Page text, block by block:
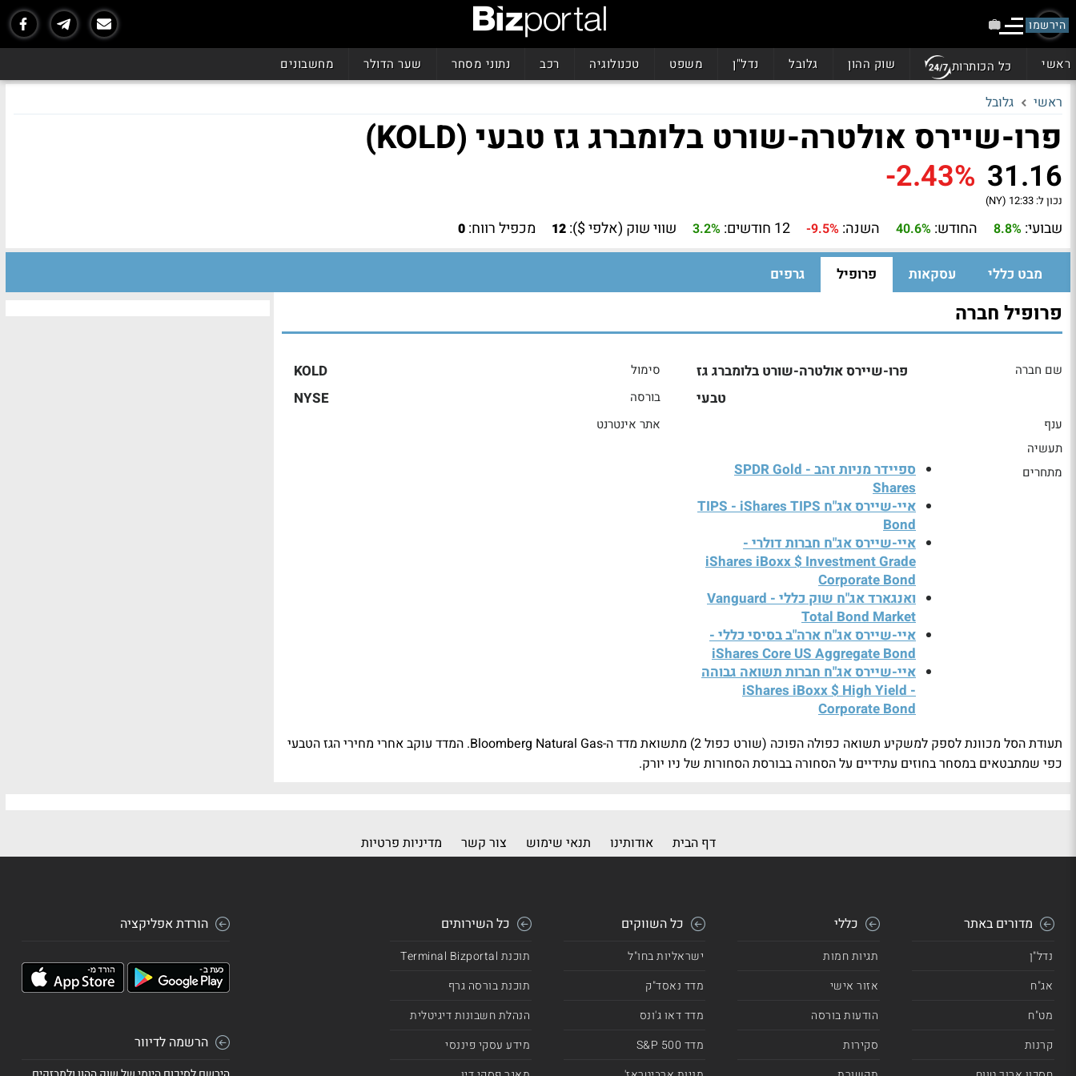
הירשמו
ראשי כל הכותרות שוק ההון גלובל נדל"ן משפט טכנולוגיה רכב נתוני מסחר שער הדולר מחשבונים
ראשי גלובל
פרו-שיירס אולטרה-שורט בלומברג גז טבעי (KOLD)
31.16
-2.43%
נכון ל: 12:33 (NY)
שבועי: 8.8% החודש: 40.6% השנה: -9.5% 12 חודשים: 3.2% שווי שוק (אלפי $): 12 מכפיל רווח: 0
מבט כללי עסקאות פרופיל גרפים
פרופיל חברה
שם חברה
פרו-שיירס אולטרה-שורט בלומברג גז
טבעי
ענף
תעשיה
מתחרים
ספיידר מניות זהב - SPDR Gold
Shares
איי-שיירס אג"ח TIPS - iShares TIPS
Bond
איי-שיירס אג"ח חברות דולרי -
iShares iBoxx $ Investment Grade
Corporate Bond
ואנגארד אג"ח שוק כללי - Vanguard
Total Bond Market
איי-שיירס אג"ח ארה"ב בסיסי כללי -
iShares Core US Aggregate Bond
איי-שיירס אג"ח חברות תשואה גבוהה
- iShares iBoxx $ High Yield
Corporate Bond
סימול KOLD
בורסה NYSE
אתר אינטרנט
תעודת הסל מכוונת לספק למשקיע תשואה כפולה הפוכה (שורט כפול 2) מתשואת מדד ה-Bloomberg Natural Gas. המדד עוקב אחרי מחירי הגז הטבעי
כפי שמתבטאים במסחר בחוזים עתידיים על הסחורה בבורסת הסחורות של ניו יורק.
דף הבית אודותינו תנאי שימוש צור קשר מדיניות פרטיות
מדורים באתר
נדל"ן
אג"ח
מט"ח
קרנות
כללי
תגיות חמות
אזור אישי
הודעות בורסה
סקירות
כל השווקים
ישראליות בחו"ל
מדד נאסד"ק
מדד דאו ג'ונס
מדד 500 S&P
כל השירותים
תוכנת Terminal Bizportal
תוכנת בורסה גרף
הנהלת חשבונות דיגיטלית
מידע עסקי פיננסי
הורדת אפליקציה
הרשמה לדיוור